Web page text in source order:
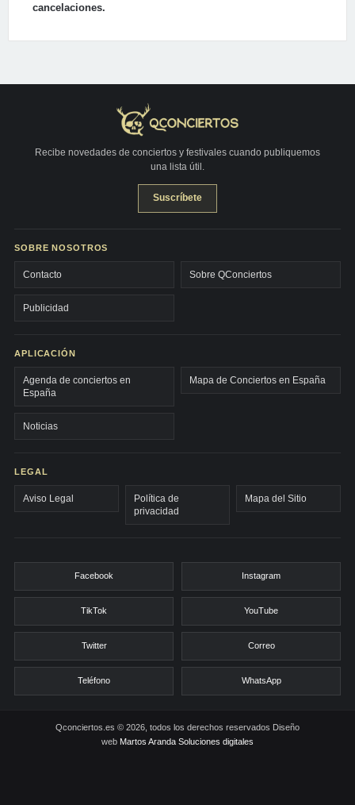
cancelaciones.
Recibe novedades de conciertos y festivales cuando publiquemos
una lista útil.
Suscríbete
SOBRE NOSOTROS
Contacto Sobre QConciertos
Publicidad
APLICACIÓN
Agenda de conciertos en
España
Mapa de Conciertos en España
Noticias
LEGAL
Aviso Legal
Política de
privacidad
Mapa del Sitio
Facebook Instagram
TikTok YouTube
Twitter Correo
Teléfono WhatsApp
Qconciertos.es © 2026, todos los derechos reservados Diseño
web Martos Aranda Soluciones digitales